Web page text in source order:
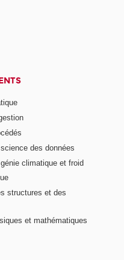
des données
climatique et froid
structures et des
et mathématiques